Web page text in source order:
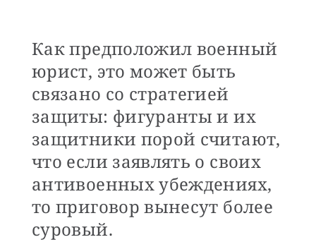
Как предположил военный
юрист, это может быть
связано со стратегией
защиты: фигуранты и их
защитники порой считают,
что если заявлять о своих
антивоенных убеждениях,
то приговор вынесут более
суровый.